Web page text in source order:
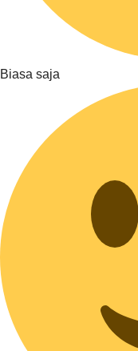
Biasa saja